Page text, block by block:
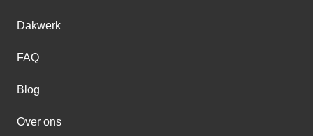
Dakwerk
FAQ
Blog
Over ons